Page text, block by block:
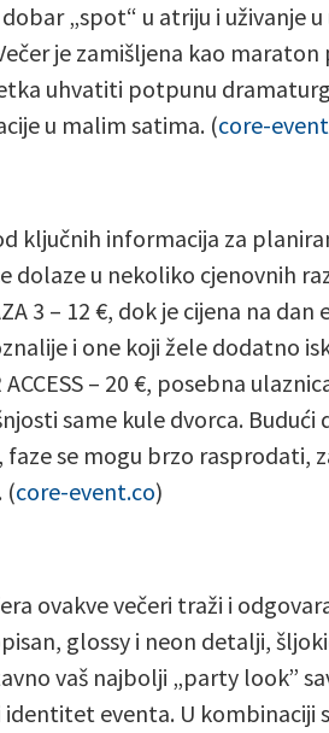
„spot“ u atriju i uživanje
je zamišljena kao
uhvatiti potpunu
u malim satima. (core-
ključnih informacija za
dolaze u nekoliko cjenovnih
3 – 12 €, dok je cijena na dan
i one koji žele dodatno
ACCESS – 20 €, posebna
same kule dvorca. Budući
faze se mogu brzo rasprodati,
(core-event.co)
ovakve večeri traži i
glossy i neon detalji,
vaš najbolji „party look”
identitet eventa. U kombinaciji